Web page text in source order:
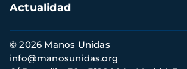
Actualidad
Información
de
contacto
© 2026 Manos Unidas
info@manosunidas.org